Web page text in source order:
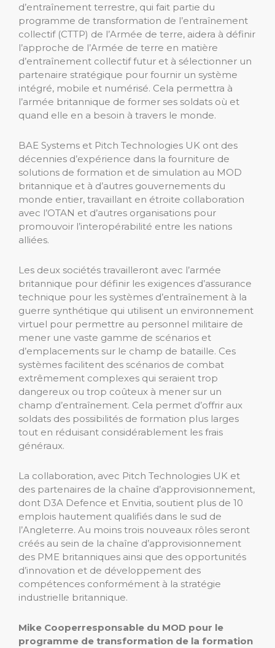
d’entraînement terrestre, qui fait partie du
programme de transformation de l’entraînement
collectif (CTTP) de l’Armée de terre, aidera à définir
l’approche de l’Armée de terre en matière
d’entraînement collectif futur et à sélectionner un
partenaire stratégique pour fournir un système
intégré, mobile et numérisé. Cela permettra à
l’armée britannique de former ses soldats où et
quand elle en a besoin à travers le monde.
BAE Systems et Pitch Technologies UK ont des
décennies d’expérience dans la fourniture de
solutions de formation et de simulation au MOD
britannique et à d’autres gouvernements du
monde entier, travaillant en étroite collaboration
avec l’OTAN et d’autres organisations pour
promouvoir l’interopérabilité entre les nations
alliées.
Les deux sociétés travailleront avec l’armée
britannique pour définir les exigences d’assurance
technique pour les systèmes d’entraînement à la
guerre synthétique qui utilisent un environnement
virtuel pour permettre au personnel militaire de
mener une vaste gamme de scénarios et
d’emplacements sur le champ de bataille. Ces
systèmes facilitent des scénarios de combat
extrêmement complexes qui seraient trop
dangereux ou trop coûteux à mener sur un
champ d’entraînement. Cela permet d’offrir aux
soldats des possibilités de formation plus larges
tout en réduisant considérablement les frais
généraux.
La collaboration, avec Pitch Technologies UK et
des partenaires de la chaîne d’approvisionnement,
dont D3A Defence et Envitia, soutient plus de 10
emplois hautement qualifiés dans le sud de
l’Angleterre. Au moins trois nouveaux rôles seront
créés au sein de la chaîne d’approvisionnement
des PME britanniques ainsi que des opportunités
d’innovation et de développement des
compétences conformément à la stratégie
industrielle britannique.
Mike Cooperresponsable du MOD pour le
programme de transformation de la formation